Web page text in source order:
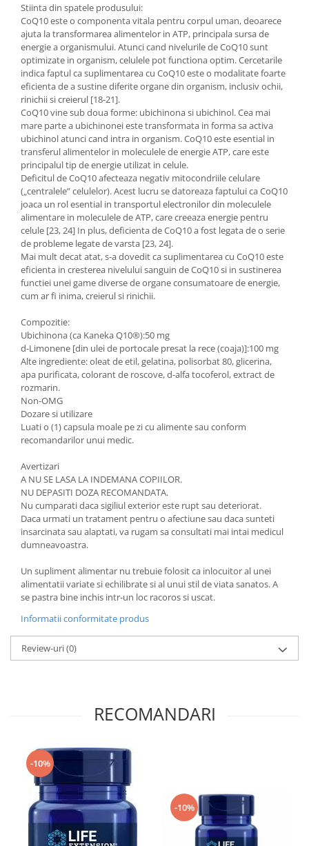
Stiinta din spatele produsului:
CoQ10 este o componenta vitala pentru corpul uman, deoarece
ajuta la transformarea alimentelor in ATP, principala sursa de
energie a organismului. Atunci cand nivelurile de CoQ10 sunt
optimizate in organism, celulele pot functiona optim. Cercetarile
indica faptul ca suplimentarea cu CoQ10 este o modalitate foarte
eficienta de a sustine diferite organe din organism, inclusiv ochii,
rinichii si creierul [18-21].
CoQ10 vine sub doua forme: ubichinona si ubichinol. Cea mai
mare parte a ubichinonei este transformata in forma sa activa
ubichinol atunci cand intra in organism. CoQ10 este esential in
transferul alimentelor in moleculele de energie ATP, care este
principalul tip de energie utilizat in celule.
Deficitul de CoQ10 afecteaza negativ mitocondriile celulare
(„centralele” celulelor). Acest lucru se datoreaza faptului ca CoQ10
joaca un rol esential in transportul electronilor din moleculele
alimentare in moleculele de ATP, care creeaza energie pentru
celule [23, 24] In plus, deficienta de CoQ10 a fost legata de o serie
de probleme legate de varsta [23, 24].
Mai mult decat atat, s-a dovedit ca suplimentarea cu CoQ10 este
eficienta in cresterea nivelului sanguin de CoQ10 si in sustinerea
functiei unei game diverse de organe consumatoare de energie,
cum ar fi inima, creierul si rinichii.
Compozitie:
Ubichinona (ca Kaneka Q10®):50 mg
d-Limonene [din ulei de portocale presat la rece (coaja)]:100 mg
Alte ingrediente: oleat de etil, gelatina, polisorbat 80, glicerina,
apa purificata, colorant de roscove, d-alfa tocoferol, extract de
rozmarin.
Non-OMG
Dozare si utilizare
Luati o (1) capsula moale pe zi cu alimente sau conform
recomandarilor unui medic.
Avertizari
A NU SE LASA LA INDEMANA COPIILOR.
NU DEPASITI DOZA RECOMANDATA.
Nu cumparati daca sigiliul exterior este rupt sau deteriorat.
Daca urmati un tratament pentru o afectiune sau daca sunteti
insarcinata sau alaptati, va rugam sa consultati mai intai medicul
dumneavoastra.
Un supliment alimentar nu trebuie folosit ca inlocuitor al unei
alimentatii variate si echilibrate si al unui stil de viata sanatos. A
se pastra bine inchis intr-un loc racoros si uscat.
Informatii conformitate produs
Review-uri(0)
RECOMANDARI
-10%
-10%